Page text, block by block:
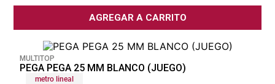
AGREGAR A CARRITO
MULTITOP
PEGA PEGA 25 MM BLANCO (JUEGO)
metro lineal
cojin
pisos
tapete